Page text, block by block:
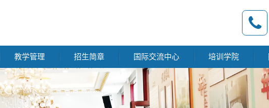
教学管理 招生简章 国际交流中心 培训学院